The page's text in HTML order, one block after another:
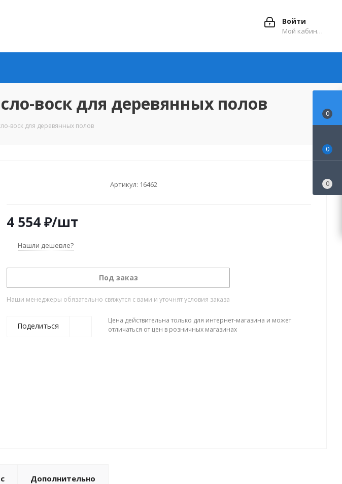
Войти
Мой кабинет
воск для деревянных полов
воск для деревянных полов
Артикул: 16462
4 554₽/шт
Нашли дешевле?
Под заказ
Наши менеджеры обязательно свяжутся с вами и уточнят условия заказа
Поделиться
Цена действительна только для интернет-магазина и может
отличаться от цен в розничных магазинах
Дополнительно
0
0
0